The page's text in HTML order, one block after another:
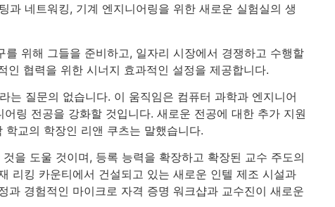
과 네트워킹, 기계 엔지니어링을 위한 새로운 실험실의 생
위해 그들을 준비하고, 일자리 시장에서 경쟁하고 수행할
협력을 위한 시너지 효과적인 설정을 제공합니다.
는 질문의 없습니다. 이 움직임은 컴퓨터 과학과 엔지니어
링 전공을 강화할 것입니다. 새로운 전공에 대한 추가 지원
교의 학장인 리앤 쿠츠는 말했습니다.
을 도울 것이며, 등록 능력을 확장하고 확장된 교수 주도의
리킹 카운티에서 건설되고 있는 새로운 인텔 제조 시설과
경험적인 마이크로 자격 증명 워크샵과 교수진이 새로운